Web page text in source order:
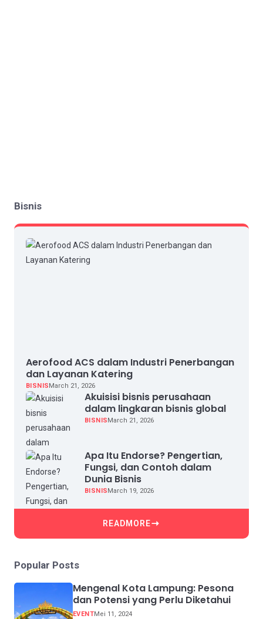
Bisnis
Aerofood ACS dalam Industri Penerbangan
dan Layanan Katering
BISNIS March 21, 2026
Akuisisi bisnis perusahaan
dalam lingkaran bisnis global
BISNIS March 21, 2026
Apa Itu Endorse? Pengertian,
Fungsi, dan Contoh dalam
Dunia Bisnis
BISNIS March 19, 2026
READMORE
Popular Posts
Mengenal Kota Lampung: Pesona
dan Potensi yang Perlu Diketahui
EVENTMei 11, 2024